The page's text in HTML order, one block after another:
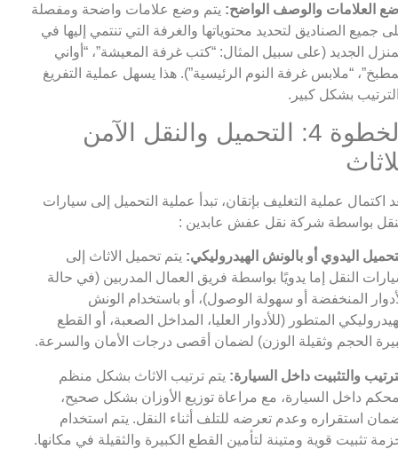
العلامات والوصف الواضح: يتم وضع علامات واضحة ومفصلة
جميع الصناديق لتحديد محتوياتها والغرفة التي تنتمي إليها في
الجديد (على سبيل المثال: “كتب غرفة المعيشة”، “أواني
“ملابس غرفة النوم الرئيسية”). هذا يسهل عملية التفريغ
بشكل كبير.
الخطوة 4: التحميل والنقل الآمن
اكتمال عملية التغليف بإتقان، تبدأ عملية التحميل إلى سيارات
بواسطة شركة نقل عفش عابدين :
اليدوي أو بالونش الهيدروليكي: يتم تحميل الاثاث إلى
النقل إما يدويًا بواسطة فريق العمال المدربين (في حالة
المنخفضة أو سهولة الوصول)، أو باستخدام الونش
المتطور (للأدوار العليا، المداخل الصعبة، أو القطع
الحجم وثقيلة الوزن) لضمان أقصى درجات الأمان والسرعة.
والتثبيت داخل السيارة: يتم ترتيب الاثاث بشكل منظم
داخل السيارة، مع مراعاة توزيع الأوزان بشكل صحيح،
استقراره وعدم تعرضه للتلف أثناء النقل. يتم استخدام
تثبيت قوية ومتينة لتأمين القطع الكبيرة والثقيلة في مكانها.